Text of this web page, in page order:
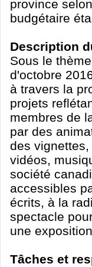
province
budgétaire
Description
Sous le
d'octobre
à travers la
projets
membres de
par des
des
vidéos,
société
accessibles
écrits, à la
spectacle
une
Tâches et